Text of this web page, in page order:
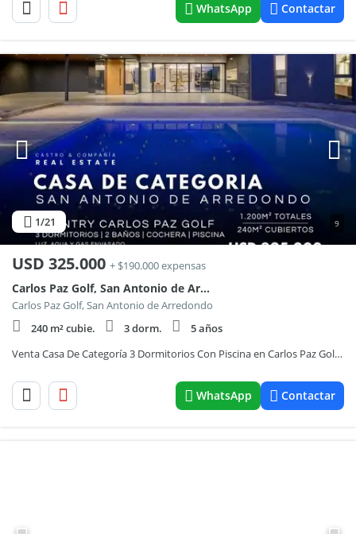
WhatsApp Contactar
1/21 9
USD 325.000 + $190.000 expensas
Carlos Paz Golf, San Antonio de Arredondo
Carlos Paz Golf, San Antonio de Arredondo
240 m² cubie.
3 dorm.
5 años
Venta Casa De Categoría 3 Dormitorios Con Piscina en Carlos Paz Golf - San Antonio De Arredondo
WhatsApp Contactar